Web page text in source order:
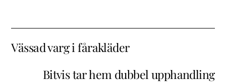
Vässad varg i fårakläder
Bitvis tar hem dubbel upphandling